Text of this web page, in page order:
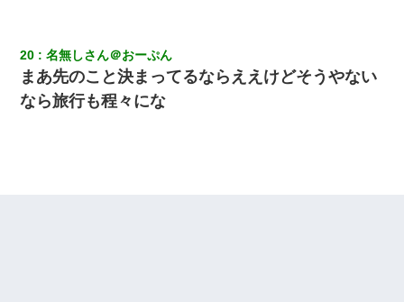
20 名無しさん＠おーぷん
まあ先のこと決まってるならええけどそうやない
なら旅行も程々にな